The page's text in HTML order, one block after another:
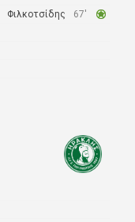
67'
Φιλκοτσίδης